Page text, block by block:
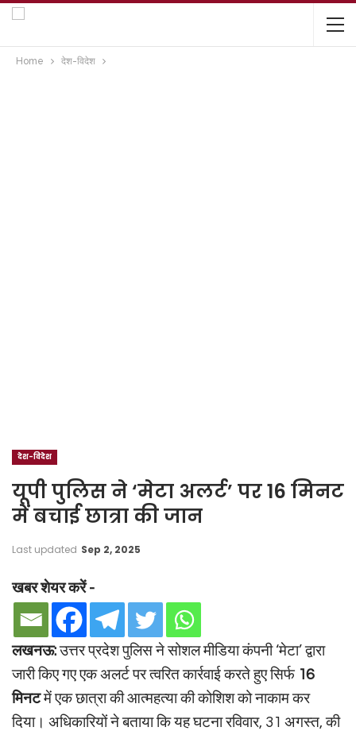
Home देश-विदेश
देश-विदेश
यूपी पुलिस ने ‘मेटा अलर्ट’ पर 16 मिनट
में बचाई छात्रा की जान
Last updated Sep 2, 2025
खबर शेयर करें -
लखनऊ:उत्तर प्रदेश पुलिस ने सोशल मीडिया कंपनी ‘मेटा’ द्वारा
जारी किए गए एक अलर्ट पर त्वरित कार्रवाई करते हुए सिर्फ 16
मिनटमें एक छात्रा की आत्महत्या की कोशिश को नाकाम कर
दिया। अधिकारियों ने बताया कि यह घटना रविवार, 31 अगस्त, की